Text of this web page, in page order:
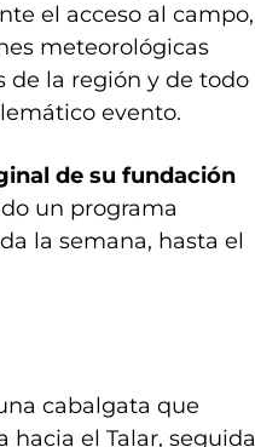
el acceso al campo,
meteorológicas
de la región y de todo
evento.
de su fundación
un programa
la semana, hasta el
cabalgata que
hacia el Talar, seguida